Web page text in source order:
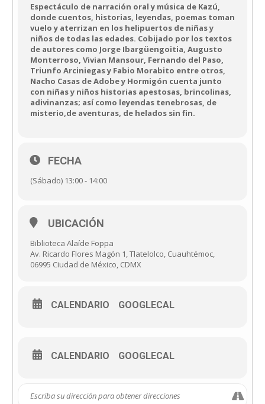
Espectáculo de narración oral y música de Kazú,
donde cuentos, historias, leyendas, poemas toman
vuelo y aterrizan en los helipuertos de niñas y
niños de todas las edades. Cobijado por los textos
de autores como Jorge Ibargüengoitia, Augusto
Monterroso, Vivian Mansour, Fernando del Paso,
Triunfo Arciniegas y Fabio Morabito entre otros,
Nacho Casas de Adobe y Hormigón cuenta junto
con niñas y niños historias apestosas, brincolinas,
adivinanzas; así como leyendas tenebrosas, de
misterio,de aventuras, de helados sin fin.
FECHA
(Sábado) 13:00 - 14:00
UBICACIÓN
Biblioteca Alaíde Foppa
Av. Ricardo Flores Magón 1, Tlatelolco, Cuauhtémoc,
06995 Ciudad de México, CDMX
CALENDARIO GOOGLECAL
CALENDARIO GOOGLECAL